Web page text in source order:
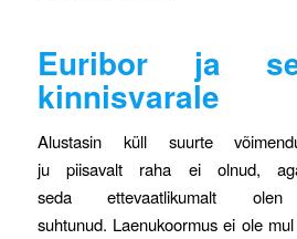
Euribor ja
kinnisvarale
Alustasin küll suurte
ju piisavalt raha ei olnud,
seda ettevaatlikumalt
suhtunud. Laenukoormus ei ole